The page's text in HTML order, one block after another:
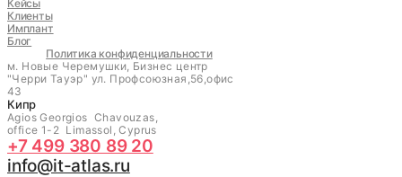
Кейсы
Клиенты
Имплант
Блог
Политика конфиденциальности
м. Новые Черемушки, Бизнес центр
"Черри Тауэр" ул. Профсоюзная,56,офис
43
Кипр
Agios Georgios Chavouzas,
office 1-2 Limassol, Cyprus
+7 499 380 89 20
info@it-atlas.ru